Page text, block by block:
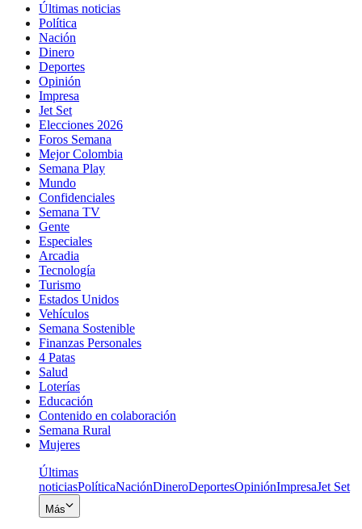
Últimas noticias
Política
Nación
Dinero
Deportes
Opinión
Impresa
Jet Set
Elecciones 2026
Foros Semana
Mejor Colombia
Semana Play
Mundo
Confidenciales
Semana TV
Gente
Especiales
Arcadia
Tecnología
Turismo
Estados Unidos
Vehículos
Semana Sostenible
Finanzas Personales
4 Patas
Salud
Loterías
Educación
Contenido en colaboración
Semana Rural
Mujeres
Últimas
noticiasPolíticaNaciónDineroDeportesOpiniónImpresaJet Set
Más